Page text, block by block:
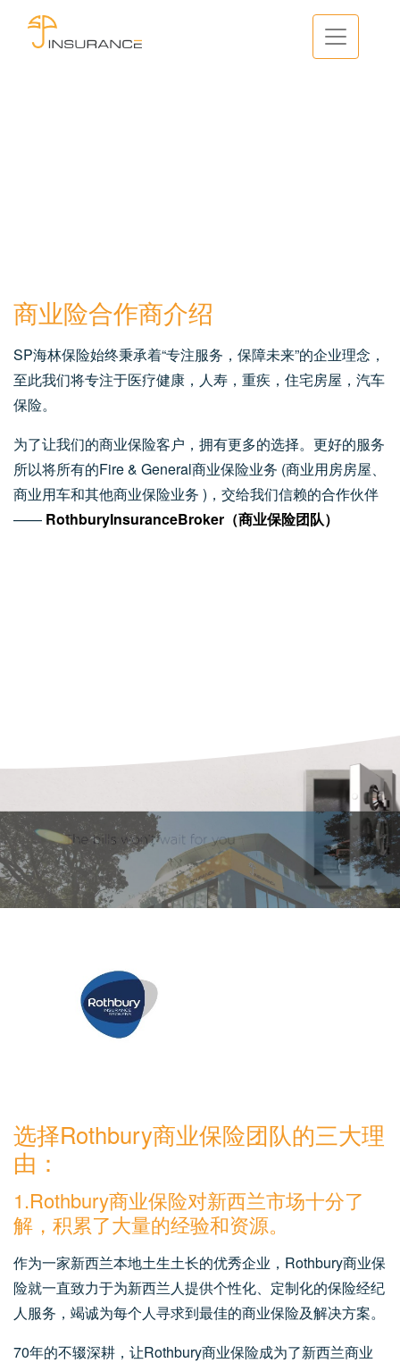
商业险合作商介绍
SP海林保险始终秉承着“专注服务，保障未来”的企业理念，
至此我们将专注于医疗健康，人寿，重疾，住宅房屋，汽车
保险。
为了让我们的商业保险客户，拥有更多的选择。更好的服务
所以将所有的Fire & General商业保险业务 (商业用房房屋、
商业用车和其他商业保险业务 )，交给我们信赖的合作伙伴
—— RothburyInsuranceBroker（商业保险团队）
选择Rothbury商业保险团队的三大理
由：
1.Rothbury商业保险对新西兰市场十分了
解，积累了大量的经验和资源。
作为一家新西兰本地土生土长的优秀企业，Rothbury商业保
险就一直致力于为新西兰人提供个性化、定制化的保险经纪
人服务，竭诚为每个人寻求到最佳的商业保险及解决方案。
70年的不辍深耕，让Rothbury商业保险成为了新西兰商业